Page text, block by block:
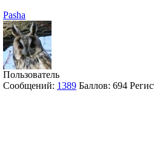
Pasha
Пользователь
Сообщений: 1389 Баллов: 694